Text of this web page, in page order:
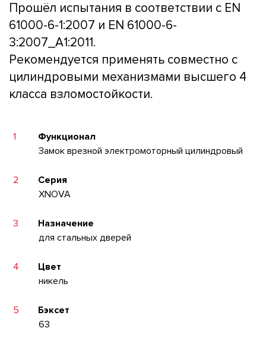
Прошёл испытания в соответствии с EN
61000-6-1:2007 и EN 61000-6-
3:2007_A1:2011.
Рекомендуется применять совместно с
цилиндровыми механизмами высшего 4
класса взломостойкости.
1
Функционал
Замок врезной электромоторный цилиндровый
2
Серия
XNOVA
3
Назначение
для стальных дверей
4
Цвет
никель
5
Бэксет
63